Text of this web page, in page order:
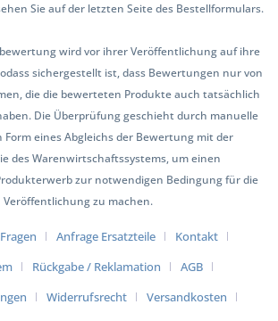
Sie auf der letzten Seite des Bestellformulars.
wird vor ihrer Veröffentlichung auf ihre
sichergestellt ist, dass Bewertungen nur von
die die bewerteten Produkte auch tatsächlich
Die Überprüfung geschieht durch manuelle
eines Abgleichs der Bewertung mit der
des Warenwirtschaftssystems, um einen
zur notwendigen Bedingung für die
Veröffentlichung zu machen.
Anfrage Ersatzteile
Kontakt
Rückgabe / Reklamation
AGB
Widerrufsrecht
Versandkosten